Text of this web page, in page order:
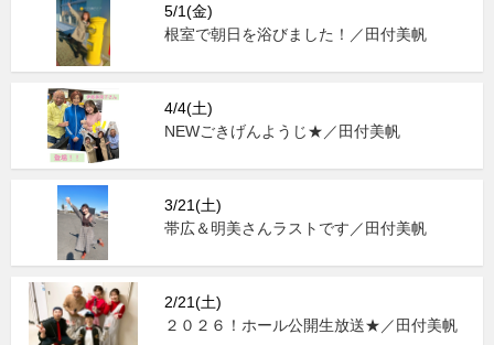
5/1(金)
根室で朝日を浴びました！／田付美帆
4/4(土)
NEWごきげんようじ★／田付美帆
3/21(土)
帯広＆明美さんラストです／田付美帆
2/21(土)
２０２６！ホール公開生放送★／田付美帆